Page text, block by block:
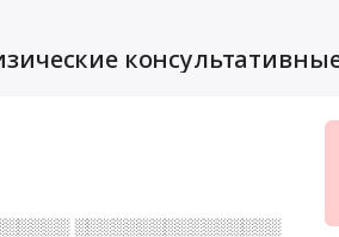
░░░░░░░░░░░░░░░░